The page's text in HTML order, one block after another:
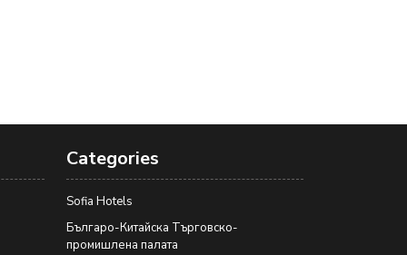
Categories
Sofia Hotels
Българо-Китайска Търговско-
промишлена палaта